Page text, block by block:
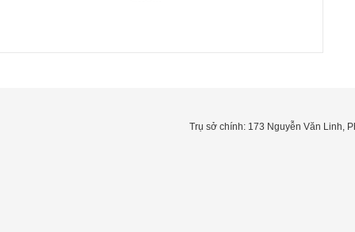
Trụ sở chính: 173 Nguyễn Văn Linh,